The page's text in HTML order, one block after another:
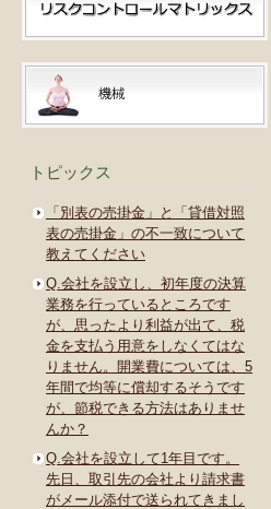
トピックス
「別表の売掛金」と「貸借対照
表の売掛金」の不一致について
教えてください
Q.会社を設立し、初年度の決算
業務を行っているところです
が、思ったより利益が出て、税
金を支払う用意をしなくてはな
りません。開業費については、5
年間で均等に償却するそうです
が、節税できる方法はありませ
んか？
Q.会社を設立して1年目です。
先日、取引先の会社より請求書
がメール添付で送られてきまし